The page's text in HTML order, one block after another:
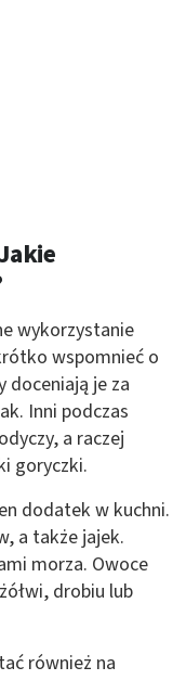
wykorzystanie
wspomnieć o
doceniają je za
Inni podczas
a raczej
goryczki.
dodatek w kuchni.
a także jajek.
morza. Owoce
drobiu lub
również na